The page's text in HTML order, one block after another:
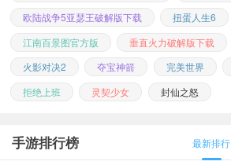
欧陆战争5亚瑟王破解版下载
扭蛋人生6
江南百景图官方版
垂直火力破解版下载
火影对决2
夺宝神箭 完美世界
拒绝上班
灵契少女 封仙之怒
手游排行榜 最新排行